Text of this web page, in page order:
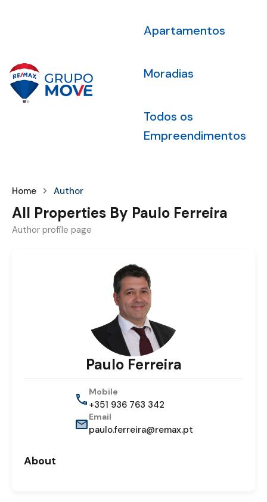
Apartamentos
Moradias
Todos os
Empreendimentos
Home Author
All Properties By Paulo Ferreira
Author profile page
Paulo Ferreira
Mobile
+351 936 763 342
Email
paulo.ferreira@remax.pt
About